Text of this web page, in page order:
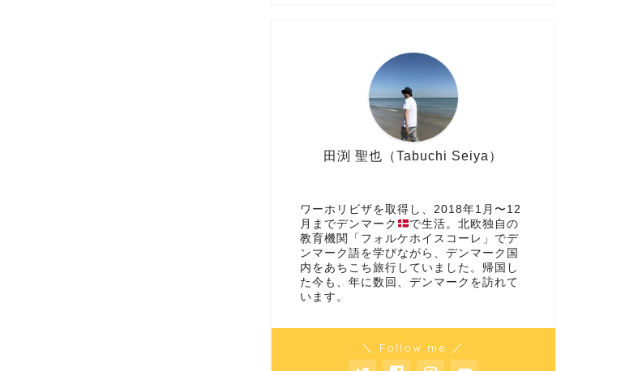
田渕 聖也（Tabuchi Seiya）
ワーホリビザを取得し、2018年1月〜12
月までデンマーク
で生活。北欧独自の
教育機関「フォルケホイスコーレ」でデ
ンマーク語を学びながら、デンマーク国
内をあちこち旅行していました。帰国し
た今も、年に数回、デンマークを訪れて
います。
＼ Follow me ／